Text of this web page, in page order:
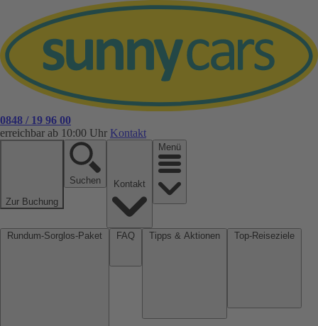
0848 / 19 96 00
erreichbar ab 10:00 Uhr Kontakt
Zur Buchung
Suchen
Menü